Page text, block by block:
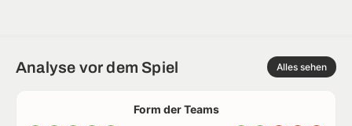
Analyse vor dem Spiel Alles sehen
Form der Teams